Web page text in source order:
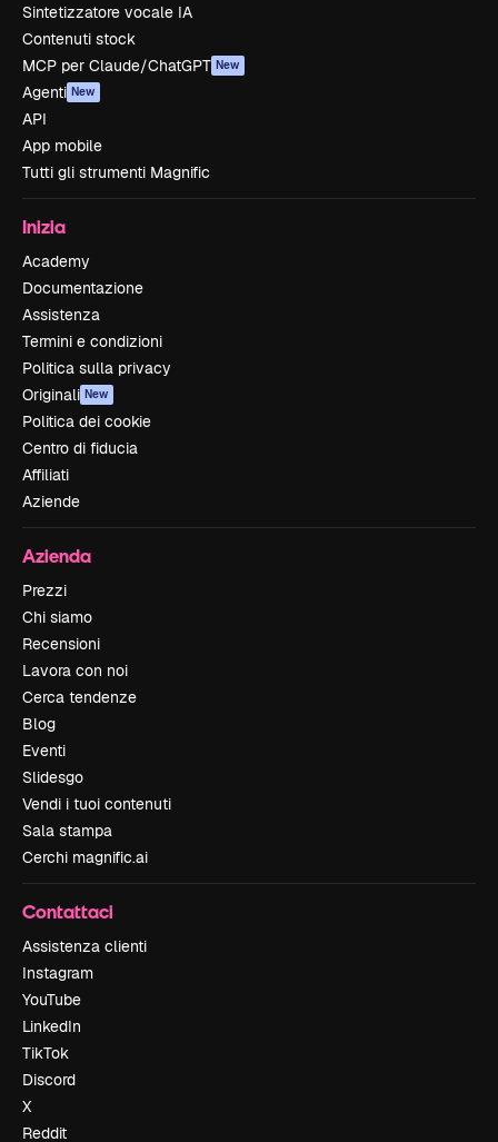
Sintetizzatore vocale IA
Contenuti stock
MCP per Claude/ChatGPT New
Agenti New
API
App mobile
Tutti gli strumenti Magnific
Inizia
Academy
Documentazione
Assistenza
Termini e condizioni
Politica sulla privacy
Originali New
Politica dei cookie
Centro di fiducia
Affiliati
Aziende
Azienda
Prezzi
Chi siamo
Recensioni
Lavora con noi
Cerca tendenze
Blog
Eventi
Slidesgo
Vendi i tuoi contenuti
Sala stampa
Cerchi magnific.ai
Contattaci
Assistenza clienti
Instagram
YouTube
LinkedIn
TikTok
Discord
X
Reddit